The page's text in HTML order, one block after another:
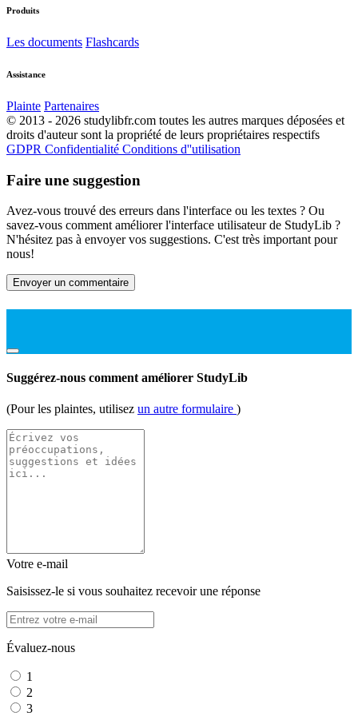
Produits
Les documents Flashcards
Assistance
Plainte Partenaires
© 2013 - 2026 studylibfr.com toutes les autres marques déposées et
droits d'auteur sont la propriété de leurs propriétaires respectifs
GDPR Confidentialité Conditions d''utilisation
Faire une suggestion
Avez-vous trouvé des erreurs dans l'interface ou les textes ? Ou
savez-vous comment améliorer l'interface utilisateur de StudyLib ?
N'hésitez pas à envoyer vos suggestions. C'est très important pour
nous!
Envoyer un commentaire
Suggérez-nous comment améliorer StudyLib
(Pour les plaintes, utilisez un autre formulaire )
Votre e-mail
Saisissez-le si vous souhaitez recevoir une réponse
Évaluez-nous
1
2
3